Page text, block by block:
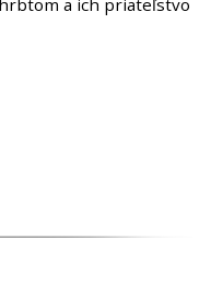
a ich priateľstvo